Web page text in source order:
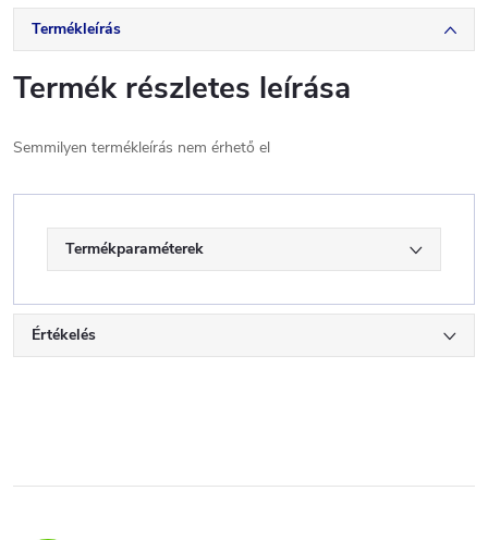
Termékleírás
Termék részletes leírása
Semmilyen termékleírás nem érhető el
Termékparaméterek
Értékelés